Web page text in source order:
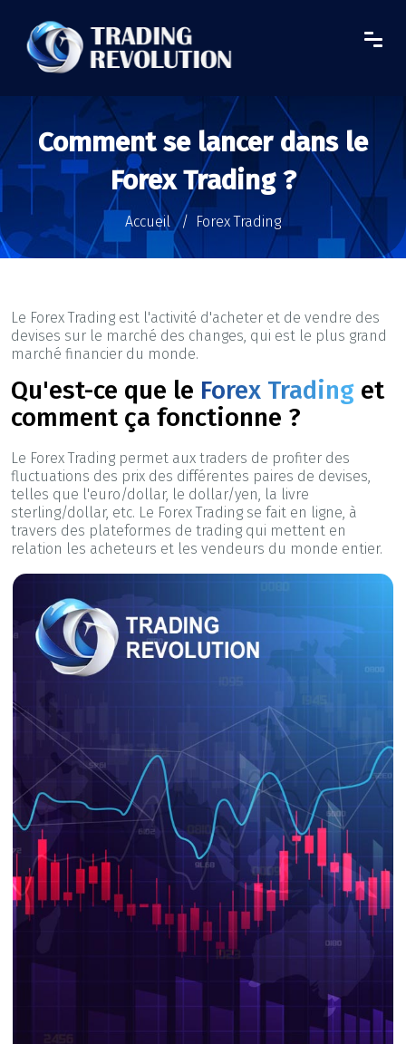
Comment se lancer dans le
Forex Trading ?
Accueil Forex Trading
Le Forex Trading est l'activité d'acheter et de vendre des
devises sur le marché des changes, qui est le plus grand
marché financier du monde.
Qu'est-ce que le Forex Trading et
comment ça fonctionne ?
Le Forex Trading permet aux traders de profiter des
fluctuations des prix des différentes paires de devises,
telles que l'euro/dollar, le dollar/yen, la livre
sterling/dollar, etc. Le Forex Trading se fait en ligne, à
travers des plateformes de trading qui mettent en
relation les acheteurs et les vendeurs du monde entier.